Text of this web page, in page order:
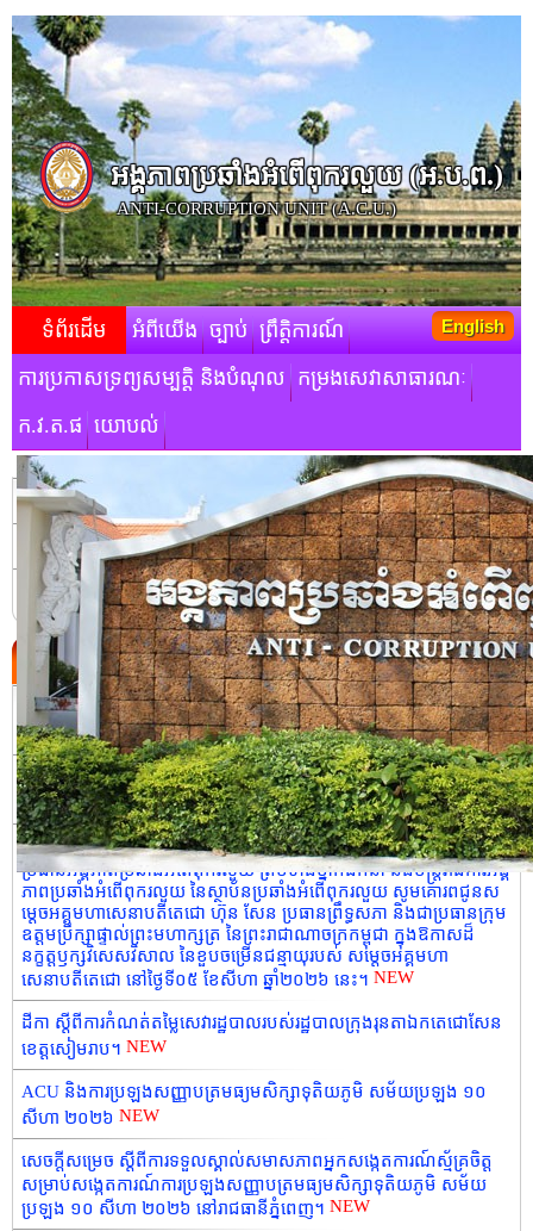
អង្គភាពប្រឆាំងអំពើពុករលួយ​ (អ.ប.ព.)
ANTI-CORRUPTION UNIT (A.C.U.)
ទំព័រដើម អំពីយើង ច្បាប់ ព្រឹត្តិការណ៍
ការប្រកាសទ្រព្យសម្បត្តិ និងបំណុល កម្រងសេវាសាធារណៈ
ក.វ.ត.ផ យោបល់
English
មតិស្វាគមន៍របស់ថ្នាក់ដឹកនាំ
ប្រវត្តិនៃអង្គភាពប្រឆាំងអំពើពុករលួយ
ទំនាក់ទំនង
ព្រឹត្តិការណ៍ថ្មី
ដីកា ស្តីពីការកំណត់តម្លៃសេវារដ្ឋបាលរបស់រដ្ឋបាលស្រុកដំណាក់ចង្អើរ។
NEW
សេចក្តីប្រកាសព័ត៌មាន លទ្ធផលនៃកិច្ចប្រជុំលេខាធិការដ្ឋាននៃ ស្ថាប័នប្រឆាំង
អំពើពុករលួយអាស៊ាន (ASEAN-PAC) លើកទី២២។NEW
សារលិខិតជូនពរ របស់កិត្តិនីតិកោសលបណ្ឌិត ឱម យ៉ិនទៀង ទេសរដ្ឋមន្រ្តី
ប្រធានអង្គភាពប្រឆាំងអំពើពុករលួយ ព្រមទាំងថ្នាក់ដឹកនាំ និងមន្រ្ដីរាជការអង្គ
ភាពប្រឆាំងអំពើពុករលួយ នៃស្ថាប័នប្រឆាំងអំពើពុករលួយ សូមគោរពជូនស
ម្តេចអគ្គមហាសេនាបតីតេជោ ហ៊ុន សែន ប្រធានព្រឹទ្ធសភា និងជាប្រធានក្រុម
ឧត្តមប្រឹក្សាផ្ទាល់ព្រះមហាក្សត្រ នៃព្រះរាជាណាចក្រកម្ពុជា ក្នុងឱកាសដ៏
នក្ខត្តឫក្សវិសេសវិសាល នៃខួបចម្រើនជន្មាយុរបស់ សម្តេចអគ្គមហា
សេនាបតីតេជោ នៅថ្ងៃទី០៥ ខែសីហា ឆ្នាំ២០២៦ នេះ។ NEW
ដីកា ស្តីពីការកំណត់តម្លៃសេវារដ្ឋបាលរបស់រដ្ឋបាលក្រុងរុនតាឯកតេជោសែន
ខេត្តសៀមរាប។ NEW
ACU និងការប្រឡងសញ្ញាបត្រមធ្យមសិក្សាទុតិយភូមិ សម័យប្រឡង ១០
សីហា ២០២៦ NEW
សេចក្តីសម្រេច ស្តីពីការទទួលស្គាល់សមាសភាពអ្នកសង្កេតការណ៍ស្ម័គ្រចិត្ត
សម្រាប់សង្កេតការណ៍ការប្រឡងសញ្ញាបត្រមធ្យមសិក្សាទុតិយភូមិ សម័យ
ប្រឡង ១០ សីហា ២០២៦ នៅរាជធានីភ្នំពេញ។ NEW